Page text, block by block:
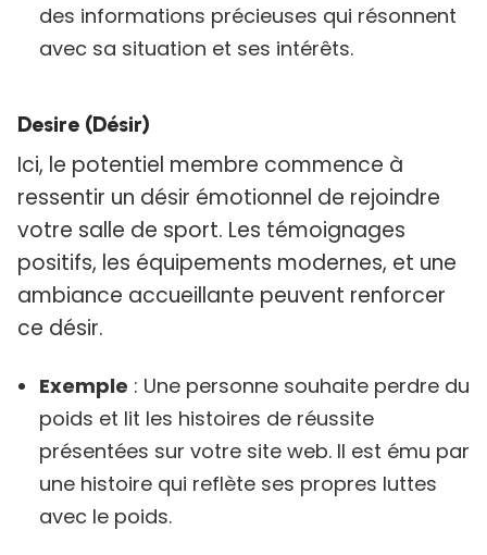
des informations précieuses qui résonnent
avec sa situation et ses intérêts.
Desire (Désir)
Ici, le potentiel membre commence à
ressentir un désir émotionnel de rejoindre
votre salle de sport. Les témoignages
positifs, les équipements modernes, et une
ambiance accueillante peuvent renforcer
ce désir.
Exemple : Une personne souhaite perdre du
poids et lit les histoires de réussite
présentées sur votre site web. Il est ému par
une histoire qui reflète ses propres luttes
avec le poids.